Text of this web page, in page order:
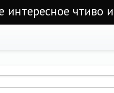
интересное чтиво